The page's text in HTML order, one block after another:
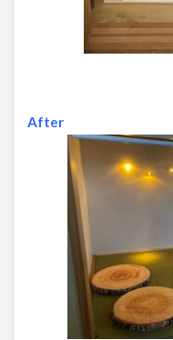
After